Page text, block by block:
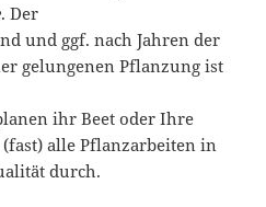
. Der
und ggf. nach Jahren der
gelungenen Pflanzung ist
ihr Beet oder Ihre
alle Pflanzarbeiten in
durch.